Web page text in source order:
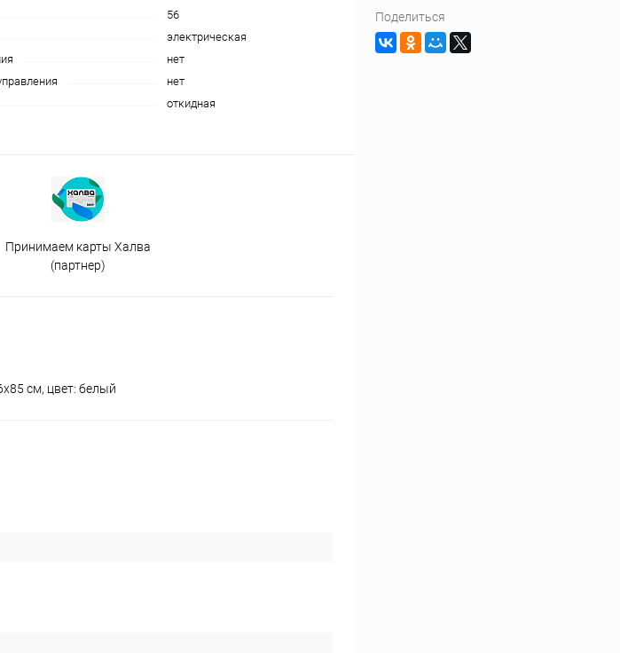
56
электрическая
нет
нет
откидная
Принимаем карты Халва
(партнер)
см, цвет: белый
Поделиться